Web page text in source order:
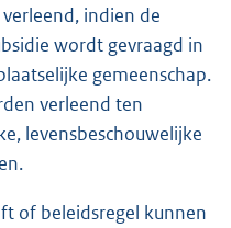
indien de
wordt gevraagd in
gemeenschap.
verleend ten
levensbeschouwelijke
of beleidsregel kunnen